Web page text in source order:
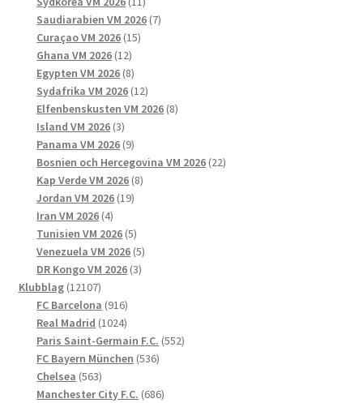
produkter
Saudiarabien VM 2026 77
Curaçao VM 2026 1515
Ghana VM 2026 1212
produkter
Egypten VM 2026 88
produkter
Sydafrika VM 2026 1212
produkter
Elfenbenskusten VM 2026 88
Island VM 2026 33
produkter
Panama VM 2026 99
produkter
Bosnien och Hercegovina VM 2026 2222
Kap Verde VM 2026 88
Jordan VM 2026 1919
Iran VM 2026 44
produkter
Tunisien VM 2026 55
produkter
Venezuela VM 2026 55
DR Kongo VM 2026 33
Klubblag 1210712107
produkter
FC Barcelona 916916
produkter
Real Madrid 10241024
produkter
Paris Saint-Germain F.C. 552552
FC Bayern München 536536
Chelsea 563563
produkter
Manchester City F.C. 686686